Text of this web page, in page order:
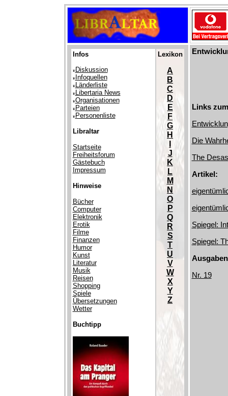
Infos
Diskussion
Infoquellen
Länderliste
Libertaria News
Organisationen
Parteien
Personenliste
Libraltar
Startseite
Freiheitsforum
Gästebuch
Impressum
Hinweise
Bücher
Computer
Elektronik
Erotik
Filme
Finanzen
Humor
Kunst
Literatur
Musik
Reisen
Shopping
Spiele
Übersetzungen
Wetter
Buchtipp
Lexikon
A
B
C
D
E
F
G
H
J
K
L
M
N
O
P
Q
R
S
T
U
V
W
X
Y
Z
Links
Die
The
Artikel:
Spiegel:
Spiegel:
Nr. 19